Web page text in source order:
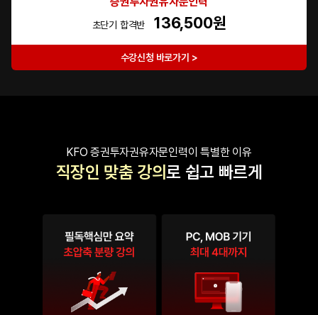
초단기 합격반 136,500원
수강신청 바로가기 >
KFO 증권투자권유자문인력이 특별한 이유
직장인 맞춤 강의로 쉽고 빠르게